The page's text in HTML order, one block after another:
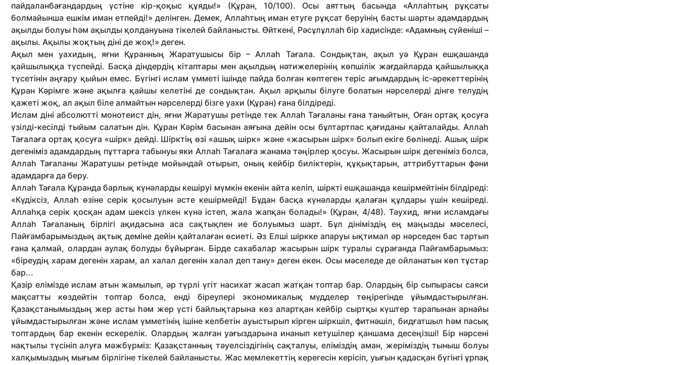
пайдаланбағандардың үстіне кір-қоқыс құяды!» (Құран, 10/100). Осы аяттың басында «Аллаһтың рұқсаты
болмайынша ешкім иман етпейді!» делінген. Демек, Аллаһтың иман етуге рұқсат беруінің басты шарты адамдардың
ақылды болуы һәм ақылды қолдануына тікелей байланысты. Өйткені, Рәсұлұллаһ бір хадисінде: «Адамның сүйеніші –
ақылы. Ақылы жоқтың діні де жоқ!» деген.
Ақыл мен уахидың, яғни Құранның Жаратушысы бір – Аллаһ Тағала. Сондықтан, ақыл уә Құран ешқашанда
қайшылыққа түспейді. Басқа діндердің кітаптары мен ақылдың нәтижелерінің көпшілік жағдайларда қайшылыққа
түсетінін аңғару қыйын емес. Бүгінгі ислам үмметі ішінде пайда болған көптеген теріс ағымдардың іс-әрекеттерінің
Құран Кәрімге және ақылға қайшы келетіні де сондықтан. Ақыл арқылы білуге болатын нәрселерді дінге телудің
қажеті жоқ, ал ақыл біле алмайтын нәрселерді бізге уахи (Құран) ғана білдіреді.
Ислам діні абсолютті монотеист дін, яғни Жаратушы ретінде тек Аллаһ Тағаланы ғана таныйтын, Оған ортақ қосуға
үзілді-кесілді тыйым салатын дін. Құран Кәрім басынан аяғына дейін осы бұлтартпас қағиданы қайталайды. Аллаһ
Тағалаға ортақ қосуға «шірк» дейді. Шірктің өзі «ашық шірк» және «жасырын шірк» болып екіге бөлінеді. Ашық шірк
дегеніміз адамдардың пұттарға табынуы яки Аллаһ Тағалаға жанама тәңірлер қосуы. Жасырын шірк дегеніміз болса,
Аллаһ Тағаланы Жаратушы ретінде мойындай отырып, оның кейбір биліктерін, құқықтарын, аттрибуттарын фәни
адамдарға да беру.
Аллаһ Тағала Құранда барлық күнәларды кешіруі мүмкін екенін айта келіп, шіркті ешқашанда кешірмейтінін білдіреді:
«Күдіксіз, Аллаһ өзіне серік қосылуын әсте кешірмейді! Бұдан басқа күнәларды қалаған құлдары үшін кешіреді.
Аллаһқа серік қосқан адам шексіз үлкен күнә істеп, жала жапқан болады!» (Құран, 4/48). Тәухид, яғни исламдағы
Аллаһ Тағаланың бірлігі ақидасына аса сақтықпен ие болуымыз шарт. Бұл дініміздің ең маңызды мәселесі,
Пайғамбарымыздың ақтық деміне дейін қайталаған өсиеті. Әз Елші шіркке апаруы ықтимал әр нәрседен бас тартып
ғана қалмай, олардан аулақ болуды бұйырған. Бірде сахабалар жасырын шірк туралы сұрағанда Пайғамбарымыз:
«біреудің харам дегенін харам, ал халал дегенін халал деп тану» деген екен. Осы мәселеде де ойланатын көп тұстар
бар...
Қазір елімізде ислам атын жамылып, әр түрлі үгіт насихат жасап жатқан топтар бар. Олардың бір сыпырасы саяси
мақсатты көздейтін топтар болса, енді біреулері экономикалық мүдделер төңірегінде ұйымдастырылған.
Қазақстанымыздың жер асты һәм жер үсті байлықтарына көз алартқан кейбір сыртқы күштер тарапынан арнайы
ұйымдастырылған және ислам үмметінің ішіне келбетін ауыстырып кірген шіркшіл, фитнәшіл, бидғатшыл һәм пасық
топтардың бар екенін ескерелік. Олардың жалған уағыздарына инанып кетушілер қаншама десеңізші! Бір нәрсені
нақтылы түсініп алуға мәжбүрміз: Қазақстанның тәуелсіздігінің сақталуы, еліміздің аман, жеріміздің тыныш болуы
халқымыздың мығым бірлігіне тікелей байланысты. Жас мемлекеттің керегесін керісіп, уығын қадасқан бүгінгі ұрпақ